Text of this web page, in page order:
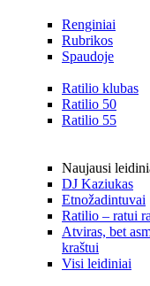
Renginiai
Rubrikos
Spaudoje
Ratilio klubas
Ratilio 50
Ratilio 55
Naujausi
DJ Kaziukas
Etnožadintuvai
Ratilio – ratui
Atviras, bet
kraštui
Visi leidiniai